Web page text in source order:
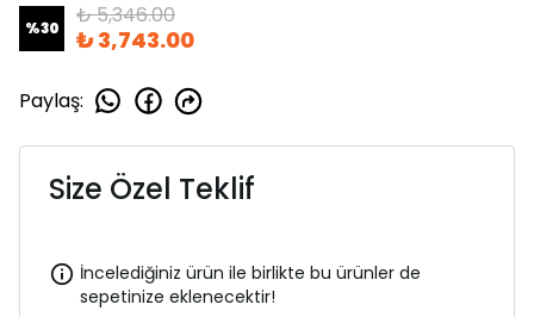
%30 ₺ 5,346.00
₺ 3,743.00
Paylaş:
Size Özel Teklif
İncelediğiniz ürün ile birlikte bu ürünler de
sepetinize eklenecektir!